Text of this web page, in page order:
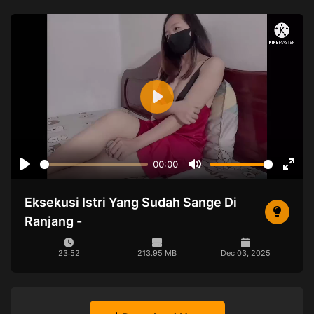
00:00
Mute
Play
Eksekusi Istri Yang Sudah Sange Di
Ranjang -
23:52 213.95 MB Dec 03, 2025